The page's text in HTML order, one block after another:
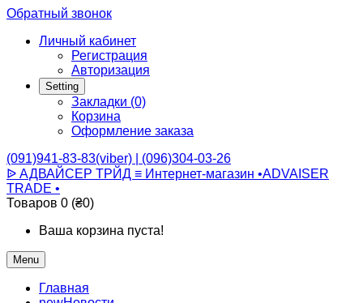
Обратный звонок
Личный кабинет
Регистрация
Авторизация
Setting
Закладки (0)
Корзина
Оформление заказа
(091)941-83-83(viber) | (096)304-03-26
ᐉ АДВАЙСЕР ТРЙД ≡ Интернет-магазин •ADVAISER
TRADE •
Товаров 0 (₴0)
Ваша корзина пуста!
Menu
Главная